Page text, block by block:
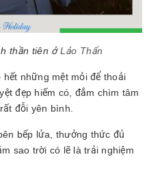
thần tiên ởLảo Thẩn
những mệt mỏi để thoải
đẹp hiếm có, đắm chìm tâm
đỗi yên bình.
bếp lửa, thưởng thức đủ
sao trời có lẽ là trải nghiệm